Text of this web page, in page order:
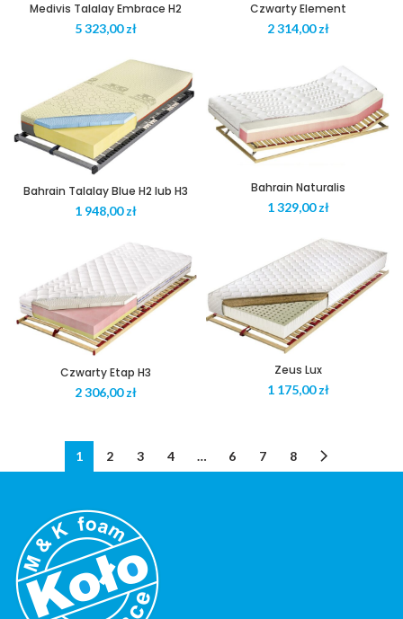
Medivis Talalay Embrace H2
zł
Czwarty Element
zł
Bahrain Talalay Blue H2 lub H3
zł
Bahrain Naturalis
zł
Czwarty Etap H3
zł
Zeus Lux
zł
1 2 3 4 … 6 7 8